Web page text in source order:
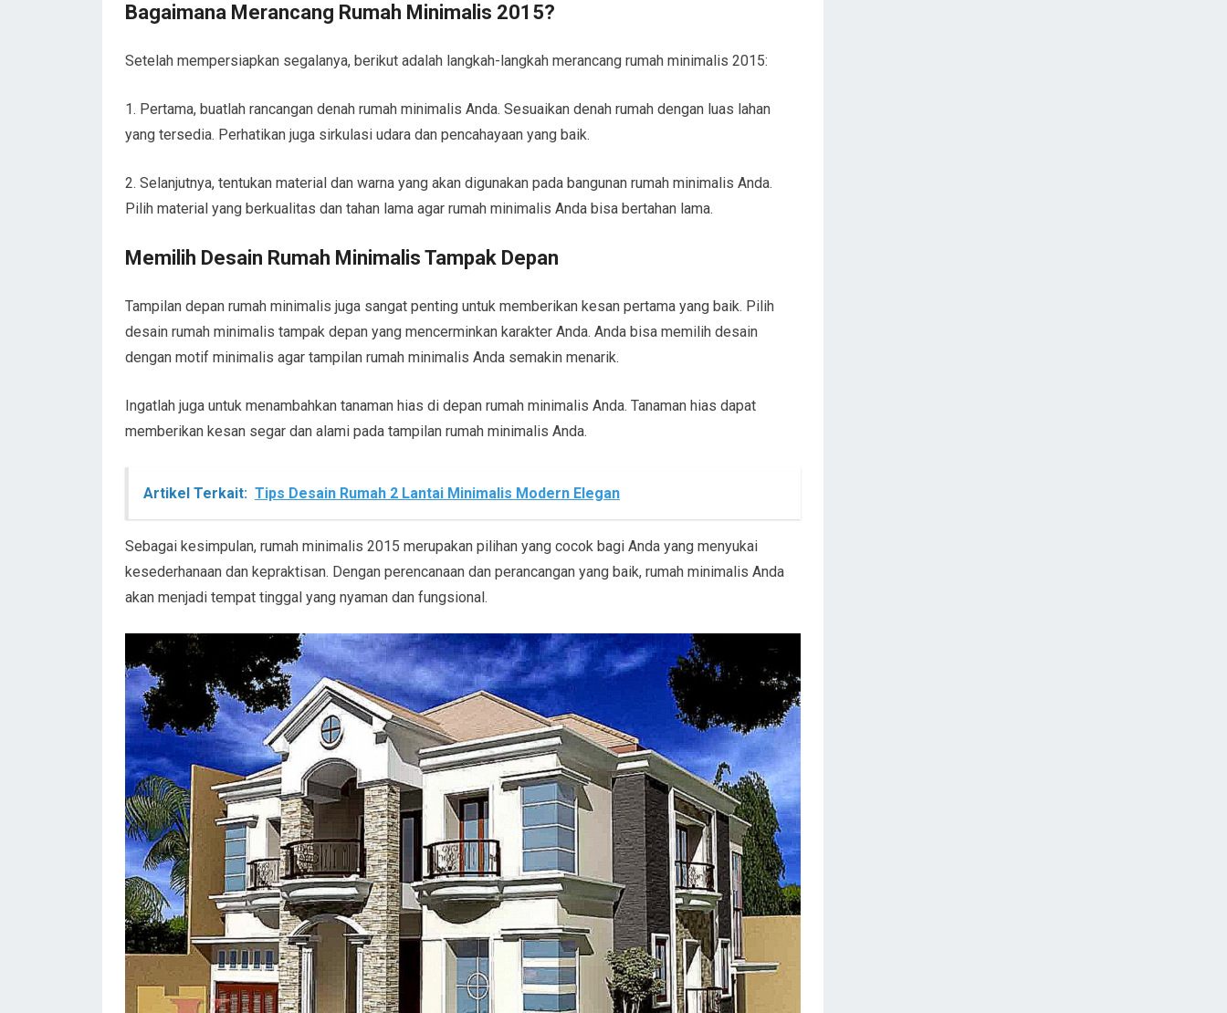
Bagaimana Merancang Rumah Minimalis 2015?
Setelah mempersiapkan segalanya, berikut adalah langkah-langkah merancang rumah minimalis 2015:
1. Pertama, buatlah rancangan denah rumah minimalis Anda. Sesuaikan denah rumah dengan luas lahan
yang tersedia. Perhatikan juga sirkulasi udara dan pencahayaan yang baik.
2. Selanjutnya, tentukan material dan warna yang akan digunakan pada bangunan rumah minimalis Anda.
Pilih material yang berkualitas dan tahan lama agar rumah minimalis Anda bisa bertahan lama.
Memilih Desain Rumah Minimalis Tampak Depan
Tampilan depan rumah minimalis juga sangat penting untuk memberikan kesan pertama yang baik. Pilih
desain rumah minimalis tampak depan yang mencerminkan karakter Anda. Anda bisa memilih desain
dengan motif minimalis agar tampilan rumah minimalis Anda semakin menarik.
Ingatlah juga untuk menambahkan tanaman hias di depan rumah minimalis Anda. Tanaman hias dapat
memberikan kesan segar dan alami pada tampilan rumah minimalis Anda.
Artikel Terkait: Tips Desain Rumah 2 Lantai Minimalis Modern Elegan
Sebagai kesimpulan, rumah minimalis 2015 merupakan pilihan yang cocok bagi Anda yang menyukai
kesederhanaan dan kepraktisan. Dengan perencanaan dan perancangan yang baik, rumah minimalis Anda
akan menjadi tempat tinggal yang nyaman dan fungsional.